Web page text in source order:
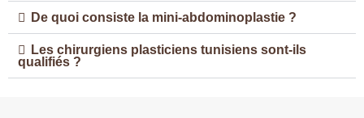
De quoi consiste la mini-abdominoplastie ?
Les chirurgiens plasticiens tunisiens sont-ils
qualifiés ?